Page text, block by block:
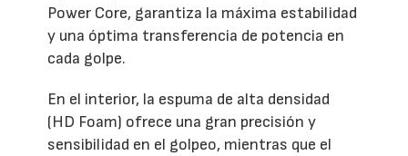
Power Core, garantiza la máxima estabilidad
y una óptima transferencia de potencia en
cada golpe.
En el interior, la espuma de alta densidad
(HD Foam) ofrece una gran precisión y
sensibilidad en el golpeo, mientras que el